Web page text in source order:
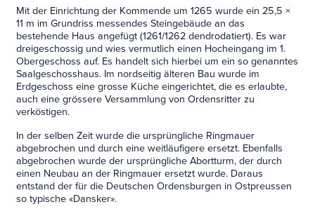
Mit der Einrichtung der Kommende um 1265 wurde ein 25,5 ×
11 m im Grundriss messendes Steingebäude an das
bestehende Haus angefügt (1261/1262 dendrodatiert). Es war
dreigeschossig und wies vermutlich einen Hocheingang im 1.
Obergeschoss auf. Es handelt sich hierbei um ein so genanntes
Saalgeschosshaus. Im nordseitig älteren Bau wurde im
Erdgeschoss eine grosse Küche eingerichtet, die es erlaubte,
auch eine grössere Versammlung von Ordensritter zu
verköstigen.
In der selben Zeit wurde die ursprüngliche Ringmauer
abgebrochen und durch eine weitläufigere ersetzt. Ebenfalls
abgebrochen wurde der ursprüngliche Abortturm, der durch
einen Neubau an der Ringmauer ersetzt wurde. Daraus
entstand der für die Deutschen Ordensburgen in Ostpreussen
so typische «Dansker».